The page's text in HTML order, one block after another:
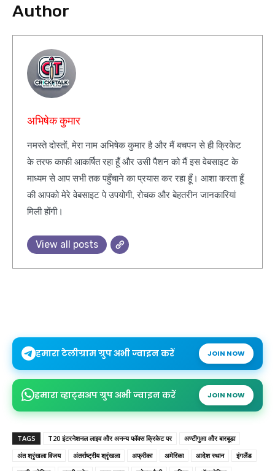
Author
अभिषेक कुमार
नमस्ते दोस्तों, मेरा नाम अभिषेक कुमार है और मैं बचपन से ही क्रिकेट
के तरफ काफी आकर्षित रहा हूँ और उसी पैशन को मैं इस वेबसाइट के
माध्यम से आप सभी तक पहुँचाने का प्रयास कर रहा हूँ। आशा करता हूँ
की आपको मेरे वेबसाइट पे उपयोगी, रोचक और बेहतरीन जानकारियां
मिली होंगी।
View all posts
हमारा टेलीग्राम ग्रुप अभी ज्वाइन करें JOIN NOW
हमारा व्हाट्सअप ग्रुप अभी ज्वाइन करें JOIN NOW
TAGS T20 इंटरनेशनल लाइव और अनन्य फॉक्स क्रिकेट पर
अण्टीगुआ और बारबूडा
अंत श्रृंखला विजय
अंतर्राष्ट्रीय श्रृंखला अफ्रीका अमेरिका आदेश स्थान
इंगलैंड